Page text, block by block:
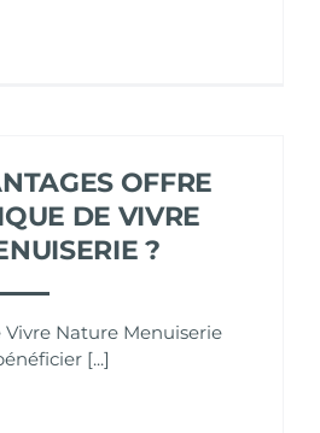
OFFRE
DE VIVRE
?
Nature Menuiserie
[...]